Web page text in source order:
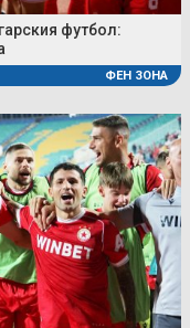
футбол:
ФЕН ЗОНА